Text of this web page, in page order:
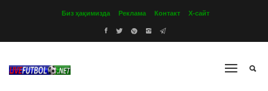
Биз ҳақимизда Реклама Контакт Х-сайт